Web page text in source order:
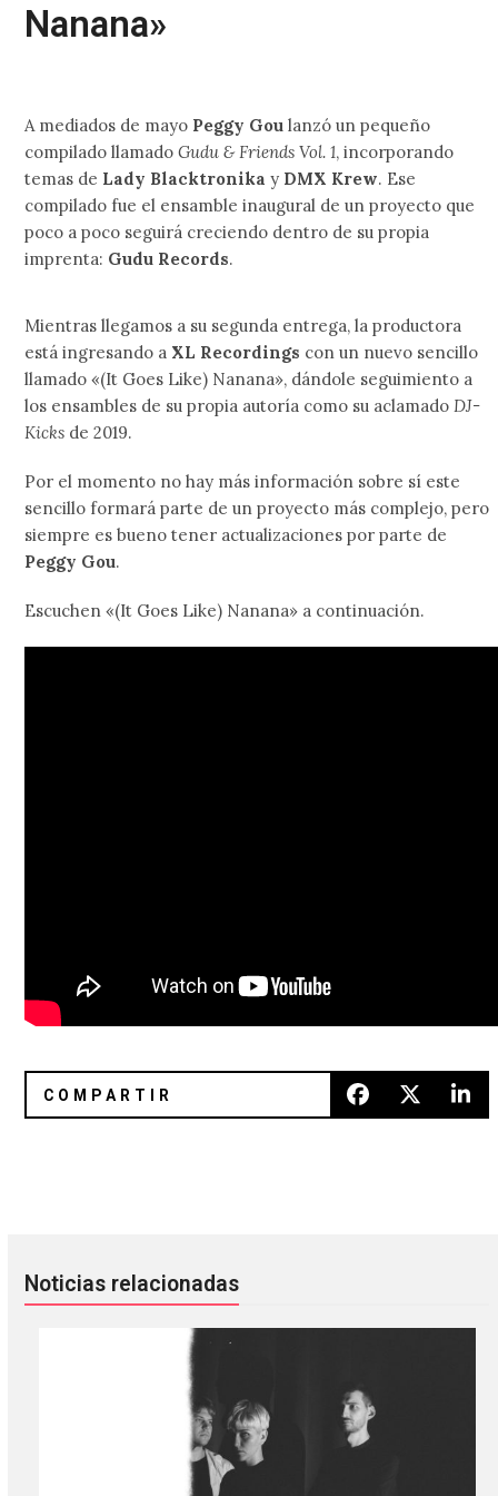
Nanana»
A mediados de mayo Peggy Gou lanzó un pequeño
compilado llamadoGudu & Friends Vol. 1, incorporando
temas de Lady Blacktronika y DMX Krew. Ese
compilado fue el ensamble inaugural de un proyecto que
poco a poco seguirá creciendo dentro de su propia
imprenta: Gudu Records.
Mientras llegamos a su segunda entrega, la productora
está ingresando a XL Recordings con un nuevo sencillo
llamado «(It Goes Like) Nanana», dándole seguimiento a
los ensambles de su propia autoría como su aclamado DJ-
Kicks de 2019.
Por el momento no hay más información sobre sí este
sencillo formará parte de un proyecto más complejo, pero
siempre es bueno tener actualizaciones por parte de
Peggy Gou.
Escuchen «(It Goes Like) Nanana» a continuación.
Noticias relacionadas